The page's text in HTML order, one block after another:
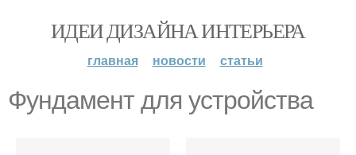
ИДЕИ ДИЗАЙНА ИНТЕРЬЕРА
главная новости статьи
Фундамент для устройства